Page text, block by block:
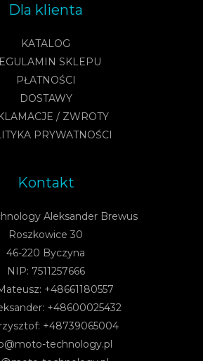
Dla klienta
KATALOG
SKLEPU
PŁATNOŚCI
DOSTAWY
/ ZWROTY
PRYWATNOŚCI
Kontakt
Aleksander Brewus
Roszkowice 30
46-220 Byczyna
NIP: 7511257666
+48661180557
+48600025432
+48739065004
technology.pl